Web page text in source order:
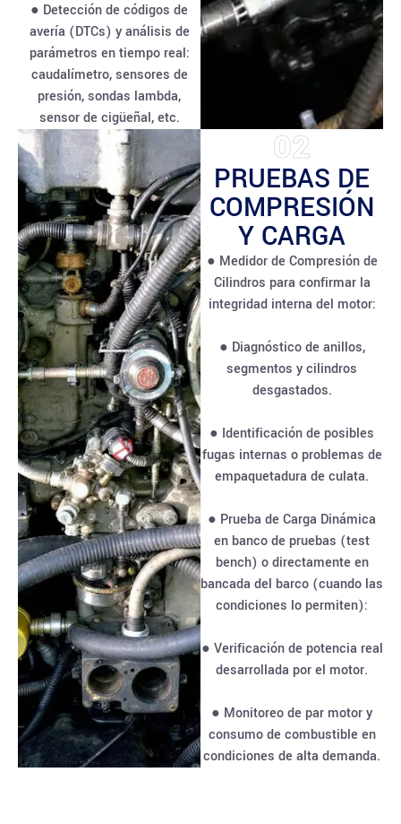
● Detección de códigos de
avería (DTCs) y análisis de
parámetros en tiempo real:
caudalímetro, sensores de
presión, sondas lambda,
sensor de cigüeñal, etc.
02
PRUEBAS DE
COMPRESIÓN
Y CARGA
● Medidor de Compresión de
Cilindros para confirmar la
integridad interna del motor:
● Diagnóstico de anillos,
segmentos y cilindros
desgastados.
● Identificación de posibles
fugas internas o problemas de
empaquetadura de culata.
● Prueba de Carga Dinámica
en banco de pruebas (test
bench) o directamente en
bancada del barco (cuando las
condiciones lo permiten):
● Verificación de potencia real
desarrollada por el motor.
● Monitoreo de par motor y
consumo de combustible en
condiciones de alta demanda.